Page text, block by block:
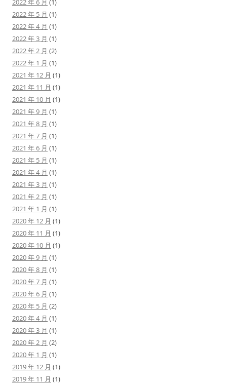
2022 年 6 月 (1)
2022 年 5 月 (1)
2022 年 4 月 (1)
2022 年 3 月 (1)
2022 年 2 月 (2)
2022 年 1 月 (1)
2021 年 12 月 (1)
2021 年 11 月 (1)
2021 年 10 月 (1)
2021 年 9 月 (1)
2021 年 8 月 (1)
2021 年 7 月 (1)
2021 年 6 月 (1)
2021 年 5 月 (1)
2021 年 4 月 (1)
2021 年 3 月 (1)
2021 年 2 月 (1)
2021 年 1 月 (1)
2020 年 12 月 (1)
2020 年 11 月 (1)
2020 年 10 月 (1)
2020 年 9 月 (1)
2020 年 8 月 (1)
2020 年 7 月 (1)
2020 年 6 月 (1)
2020 年 5 月 (2)
2020 年 4 月 (1)
2020 年 3 月 (1)
2020 年 2 月 (2)
2020 年 1 月 (1)
2019 年 12 月 (1)
2019 年 11 月 (1)